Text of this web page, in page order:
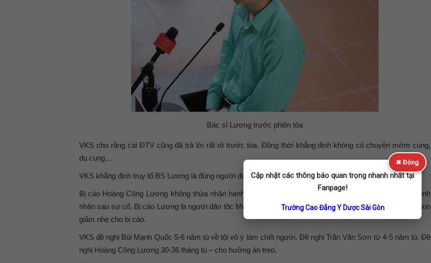
Bác sĩ Lương trước phiên tòa
VKS cho rằng cái ĐTV cũng đã trả lời rất rõ trước tòa. Đồng thời khẳng định không có chuyện mớm cung,
dụ cung…
VKS khẳng định truy tố BS Lương là đúng người đúng tội, truy tố theo điều 2 khoản 5 Bộ luật hình sự.
Bị cáo Hoàng Công Lương không thừa nhận hành vi phạm tội nhưng đã tích cực tham gia cứu chữa bệnh
nhân sau sự cố. Bị cáo Lương là người dân tộc Mường, bố bị cáo có nhiều bằng khen. Gia đình bị hại đã xin
giảm nhẹ cho bị cáo.
VKS đề nghị Bùi Mạnh Quốc 5-6 năm tù về tội vô ý làm chết người. Đề nghị Trần Văn Sơn từ 4-5 năm tù. Đề
nghị Hoàng Công Lương 30-36 tháng tù – cho hưởng án treo.
✖ Đóng
Cập nhật các thông báo quan trọng nhanh nhất tại
Fanpage!
Trường Cao Đẳng Y Dược Sài Gòn